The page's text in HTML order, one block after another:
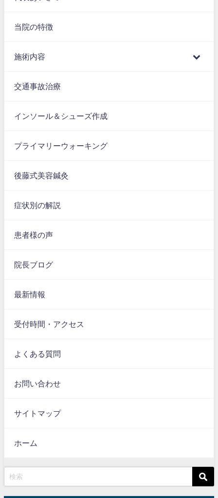
当院の特徴
施術内容
交通事故治療
インソール＆シューズ作成
プライマリーウォーキング®
後藤式美容鍼灸
症状別の解説
患者様の声
院長ブログ
最新情報
受付時間・アクセス
よくある質問
お問い合わせ
サイトマップ
ホーム